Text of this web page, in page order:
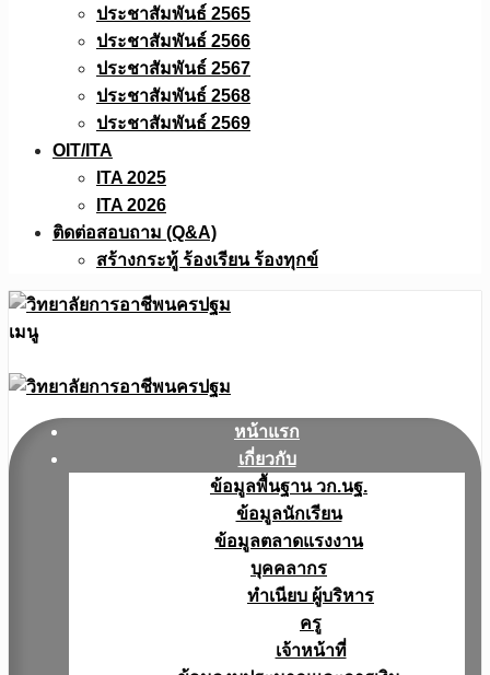
ประชาสัมพันธ์ 2565
ประชาสัมพันธ์ 2566
ประชาสัมพันธ์ 2567
ประชาสัมพันธ์ 2568
ประชาสัมพันธ์ 2569
OIT/ITA
ITA 2025
ITA 2026
ติดต่อสอบถาม (Q&A)
สร้างกระทู้ ร้องเรียน ร้องทุกข์
เมนู
หน้าแรก
เกี่ยวกับ
ข้อมูลพื้นฐาน วก.นฐ.
ข้อมูลนักเรียน
ข้อมูลตลาดแรงงาน
บุคคลากร
ทำเนียบ ผู้บริหาร
ครู
เจ้าหน้าที่